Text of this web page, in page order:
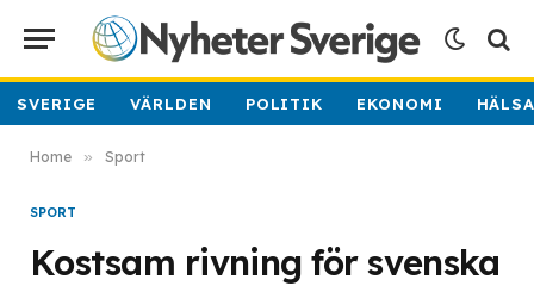
SVERIGE VÄRLDEN POLITIK EKONOMI
Home » Sport
SPORT
Kostsam rivning för svenska